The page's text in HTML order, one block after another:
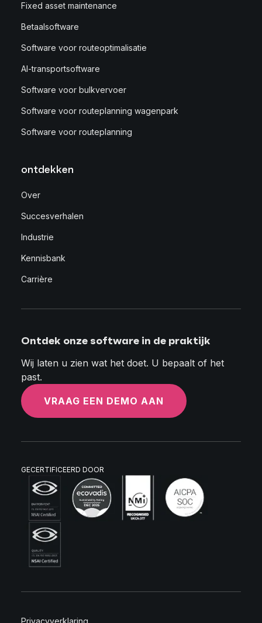
Fixed asset maintenance
Betaalsoftware
Software voor routeoptimalisatie
AI-transportsoftware
Software voor bulkvervoer
Software voor routeplanning wagenpark
Software voor routeplanning
ontdekken
Over
Succesverhalen
Industrie
Kennisbank
Carrière
Ontdek onze software in de praktijk
Wij laten u zien wat het doet. U bepaalt of het
past.
VRAAG EEN DEMO AAN
GECERTIFICEERD DOOR
Privacyverklaring